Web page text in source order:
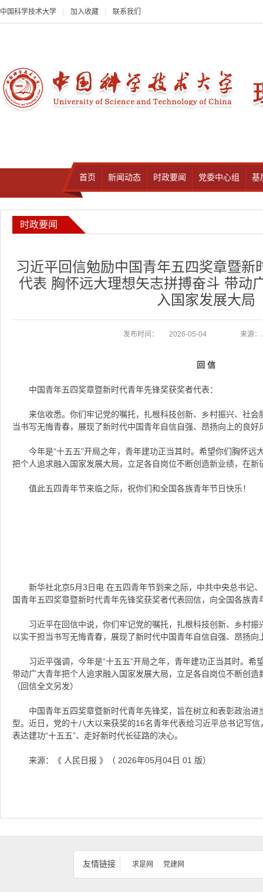
中国科学技术大学 加入收藏 联系我们
首页 新闻动态 时政要闻 党委中心组 基
时政要闻
习近平回信勉励中国青年五四奖章暨新
代表 胸怀远大理想矢志拼搏奋斗 带动
入国家发展大局
发布时间： 2026-05-04 来源：
回 信
中国青年五四奖章暨新时代青年先锋奖获奖者代表：
来信收悉。你们牢记党的嘱托，扎根科技创新、乡村振兴、社
当书写无悔青春，展现了新时代中国青年自信自强、昂扬向上的良好
今年是“十五五”开局之年，青年建功正当其时。希望你们胸怀远
把个人追求融入国家发展大局，立足各自岗位不断创造新业绩，在新
值此五四青年节来临之际，祝你们和全国各族青年节日快乐！
新华社北京5月3日电 在五四青年节到来之际，中共中央总书记
国青年五四奖章暨新时代青年先锋奖获奖者代表回信，向全国各族
习近平在回信中说，你们牢记党的嘱托，扎根科技创新、乡村
以实干担当书写无悔青春，展现了新时代中国青年自信自强、昂扬向
习近平强调，今年是“十五五”开局之年，青年建功正当其时。希
带动广大青年把个人追求融入国家发展大局，立足各自岗位不断创
（回信全文另发）
中国青年五四奖章暨新时代青年先锋奖，旨在树立和表彰政治
型。近日，党的十八大以来获奖的16名青年代表给习近平总书记写
表达建功“十五五”、走好新时代长征路的决心。
来源：《 人民日报 》（ 2026年05月04日 01 版）
友情链接 求是网 党建网